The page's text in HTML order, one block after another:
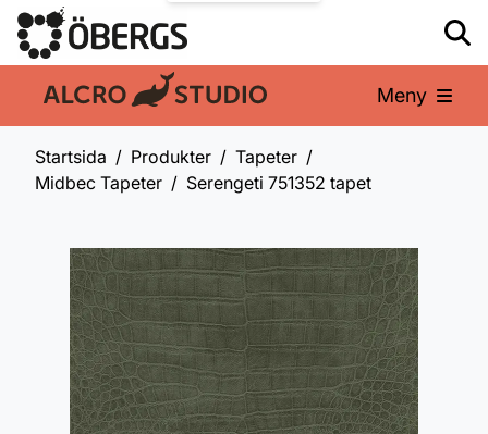
En del av: Meny
Startsida Produkter
Tapeter
Midbec Tapeter
Serengeti 751352 tapet